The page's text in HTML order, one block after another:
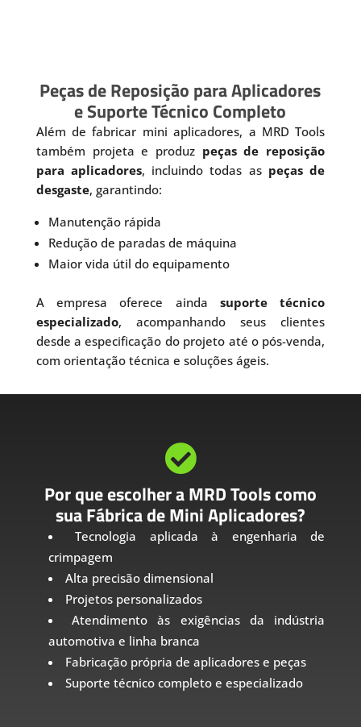
Peças de Reposição para Aplicadores
e Suporte Técnico Completo
Além de fabricar mini aplicadores, a MRD Tools
também projeta e produz peças de reposição
para aplicadores, incluindo todas as peças de
desgaste, garantindo:
Manutenção rápida
Redução de paradas de máquina
Maior vida útil do equipamento
A empresa oferece ainda suporte técnico
especializado, acompanhando seus clientes
desde a especificação do projeto até o pós-venda,
com orientação técnica e soluções ágeis.

Por que escolher a MRD Tools como
sua Fábrica de Mini Aplicadores?
Tecnologia aplicada à engenharia de
crimpagem
Alta precisão dimensional
Projetos personalizados
Atendimento às exigências da indústria
automotiva e linha branca
Fabricação própria de aplicadores e peças
Suporte técnico completo e especializado